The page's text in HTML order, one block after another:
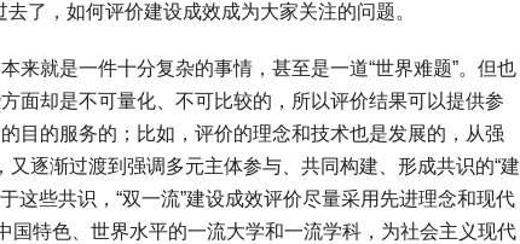
了，如何评价建设成效成为大家关注的问题。
就是一件十分复杂的事情，甚至是一道“世界难题”。但也
面却是不可量化、不可比较的，所以评价结果可以提供参
目的服务的；比如，评价的理念和技术也是发展的，从强
又逐渐过渡到强调多元主体参与、共同构建、形成共识的“建
这些共识，“双一流”建设成效评价尽量采用先进理念和现代
国特色、世界水平的一流大学和一流学科，为社会主义现代